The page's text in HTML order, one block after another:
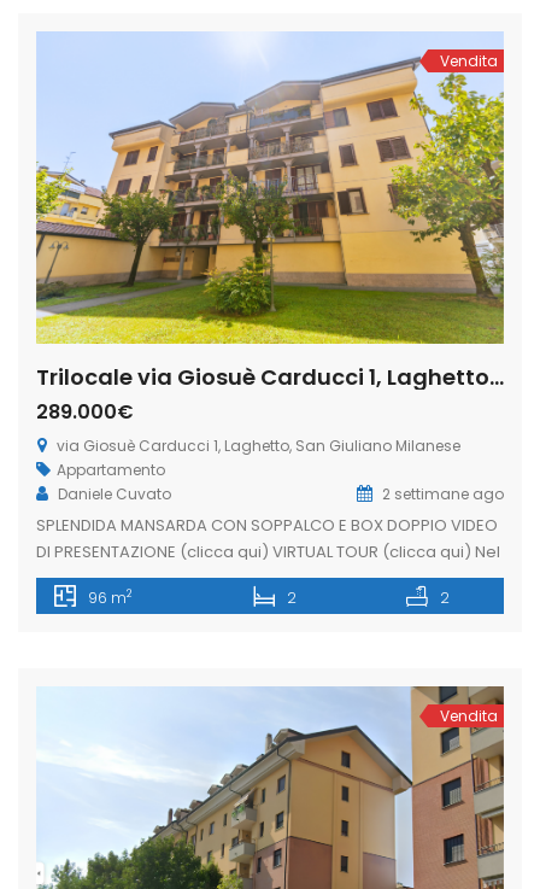
Vendita
Trilocale via Giosuè Carducci 1, Laghetto, San Giuliano Milanese (Rif. SGM94)
289.000€
via Giosuè Carducci 1, Laghetto, San Giuliano Milanese
Appartamento
Daniele Cuvato
2 settimane ago
SPLENDIDA MANSARDA CON SOPPALCO E BOX DOPPIO VIDEO
DI PRESENTAZIONE (clicca qui) VIRTUAL TOUR (clicca qui) Nel
prestigioso quartiere Laghetto di San Giuliano Milanese,
all’interno di una signorile palazzina, proponiamo un
impreziosito da un affascinante tetto mansardato con
96 m2 2 2
Vendita